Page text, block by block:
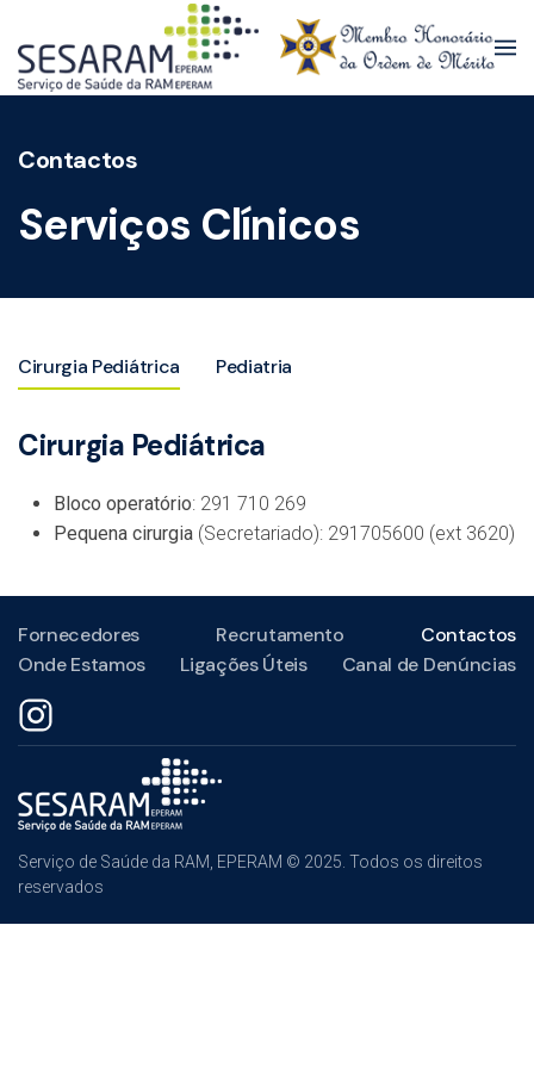
Skip to main content
Contactos
Serviços Clínicos
Cirurgia Pediátrica Pediatria
Cirurgia Pediátrica
Bloco operatório: 291 710 269
Pequena cirurgia (Secretariado): 291705600 (ext 3620)
Fornecedores Recrutamento
Contactos
Onde Estamos
Ligações Úteis Canal de Denúncias
Serviço de Saúde da RAM, EPERAM © 2025. Todos os direitos
reservados